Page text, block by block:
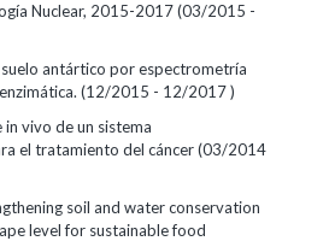
Nuclear, 2015-2017 (03/2015 -
antártico por espectrometría
(12/2015 - 12/2017 )
vivo de un sistema
el tratamiento del cáncer (03/2014
soil and water conservation
level for sustainable food